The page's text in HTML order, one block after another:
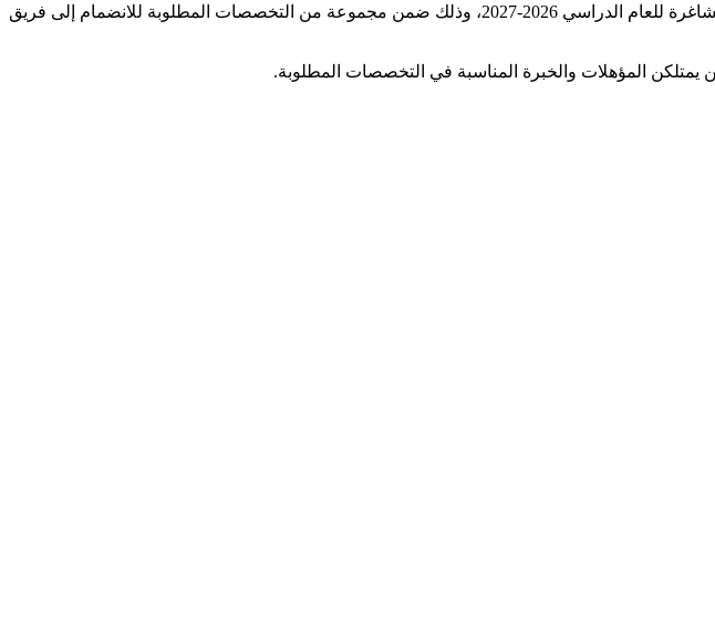
أعلنت أكاديمية الشيخ زايد في أبوظبي، دولة الإمارات العربية المتحدة، عن توفر عدد من الوظائف التعليمية الشاغرة للعام الدراسي 2026-2027، وذلك ضمن مجموعة من التخصصات المطلوبة للانضمام إلى فريق
المؤهلات والخبرة المناسبة في التخصصات المطلوبة.